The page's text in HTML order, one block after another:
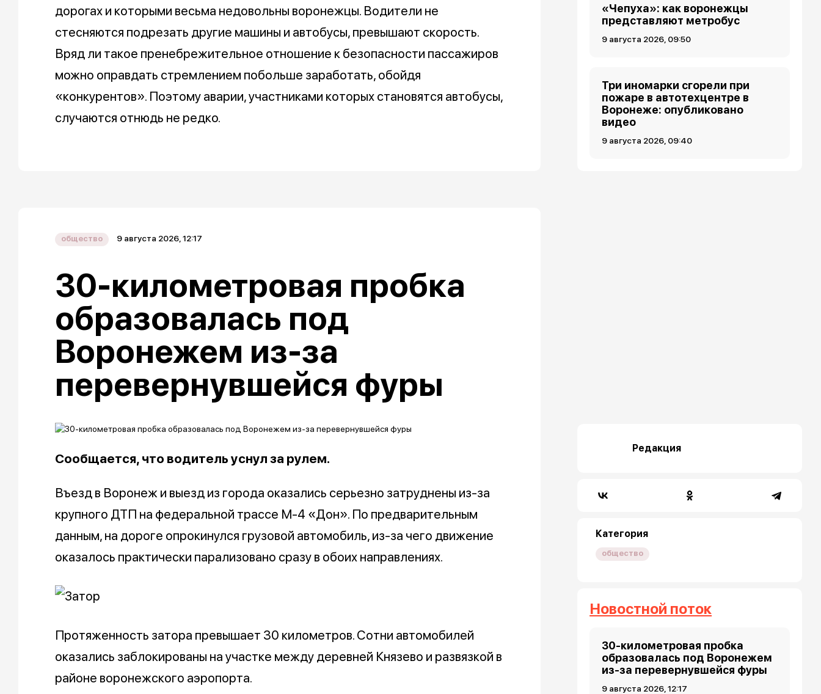
дорогах и которыми весьма недовольны воронежцы. Водители не
стесняются подрезать другие машины и автобусы, превышают скорость.
Вряд ли такое пренебрежительное отношение к безопасности пассажиров
можно оправдать стремлением побольше заработать, обойдя
«конкурентов». Поэтому аварии, участниками которых становятся автобусы,
случаются отнюдь не редко.
«Чепуха»: как воронежцы
представляют метробус
9 августа 2026, 09:50
Три иномарки сгорели при
пожаре в автотехцентре в
Воронеже: опубликовано
видео
9 августа 2026, 09:40
общество 9 августа 2026, 12:17
30-километровая пробка
образовалась под
Воронежем из-за
перевернувшейся фуры
Сообщается, что водитель уснул за рулем.
Въезд в Воронеж и выезд из города оказались серьезно затруднены из-за
крупного ДТП на федеральной трассе М-4 «Дон». По предварительным
данным, на дороге опрокинулся грузовой автомобиль, из-за чего движение
оказалось практически парализовано сразу в обоих направлениях.
Протяженность затора превышает 30 километров. Сотни автомобилей
оказались заблокированы на участке между деревней Князево и развязкой в
районе воронежского аэропорта.
Редакция
Категория
общество
Новостной поток
30-километровая пробка
образовалась под Воронежем
из-за перевернувшейся фуры
9 августа 2026, 12:17